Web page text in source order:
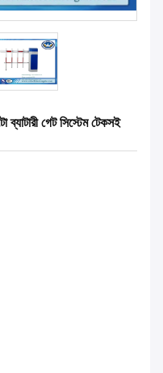
ব্যাটারী গেট সিস্টেম টেকসই